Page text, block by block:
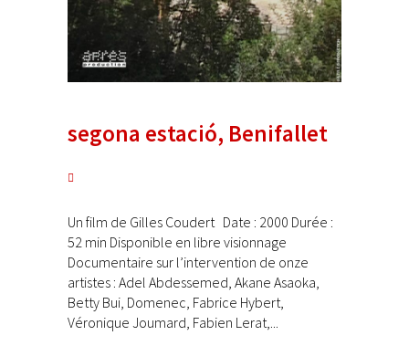
segona estació, Benifallet
Un film de Gilles Coudert Date : 2000 Durée :
52 min Disponible en libre visionnage
Documentaire sur l’intervention de onze
artistes : Adel Abdessemed, Akane Asaoka,
Betty Bui, Domenec, Fabrice Hybert,
Véronique Joumard, Fabien Lerat,...